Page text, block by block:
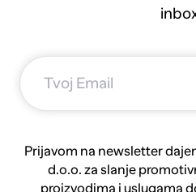
Prijavom na newsletter
d.o.o. za slanje
proizvodima i uslugama